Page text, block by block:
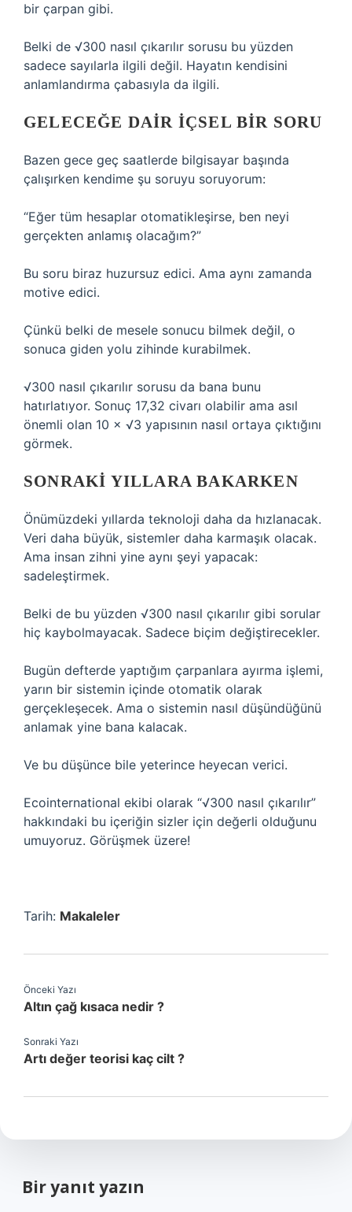
bir çarpan gibi.
Belki de √300 nasıl çıkarılır sorusu bu yüzden
sadece sayılarla ilgili değil. Hayatın kendisini
anlamlandırma çabasıyla da ilgili.
GELECEĞE DAIR IÇSEL BIR SORU
Bazen gece geç saatlerde bilgisayar başında
çalışırken kendime şu soruyu soruyorum:
“Eğer tüm hesaplar otomatikleşirse, ben neyi
gerçekten anlamış olacağım?”
Bu soru biraz huzursuz edici. Ama aynı zamanda
motive edici.
Çünkü belki de mesele sonucu bilmek değil, o
sonuca giden yolu zihinde kurabilmek.
√300 nasıl çıkarılır sorusu da bana bunu
hatırlatıyor. Sonuç 17,32 civarı olabilir ama asıl
önemli olan 10 × √3 yapısının nasıl ortaya çıktığını
görmek.
SONRAKI YILLARA BAKARKEN
Önümüzdeki yıllarda teknoloji daha da hızlanacak.
Veri daha büyük, sistemler daha karmaşık olacak.
Ama insan zihni yine aynı şeyi yapacak:
sadeleştirmek.
Belki de bu yüzden √300 nasıl çıkarılır gibi sorular
hiç kaybolmayacak. Sadece biçim değiştirecekler.
Bugün defterde yaptığım çarpanlara ayırma işlemi,
yarın bir sistemin içinde otomatik olarak
gerçekleşecek. Ama o sistemin nasıl düşündüğünü
anlamak yine bana kalacak.
Ve bu düşünce bile yeterince heyecan verici.
Ecointernational ekibi olarak “√300 nasıl çıkarılır”
hakkındaki bu içeriğin sizler için değerli olduğunu
umuyoruz. Görüşmek üzere!
Tarih: Makaleler
Önceki Yazı
Altın çağ kısaca nedir ?
Sonraki Yazı
Artı değer teorisi kaç cilt ?
Bir yanıt yazın